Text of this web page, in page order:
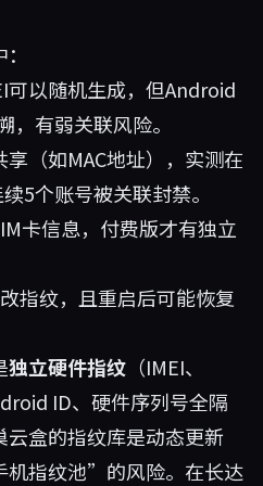
可以随机生成，但Android
，有弱关联风险。
（如MAC地址），实测在
5个账号被关联封禁。
卡信息，付费版才有独立
指纹，且重启后可能恢复
独立硬件指纹 （IMEI、
ID、硬件序列号全隔
盒的指纹库是动态更新
指纹池”的风险。在长达